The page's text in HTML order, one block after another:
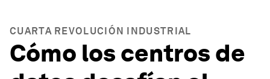
CUARTA REVOLUCIÓN INDUSTRIAL
Cómo los centros de